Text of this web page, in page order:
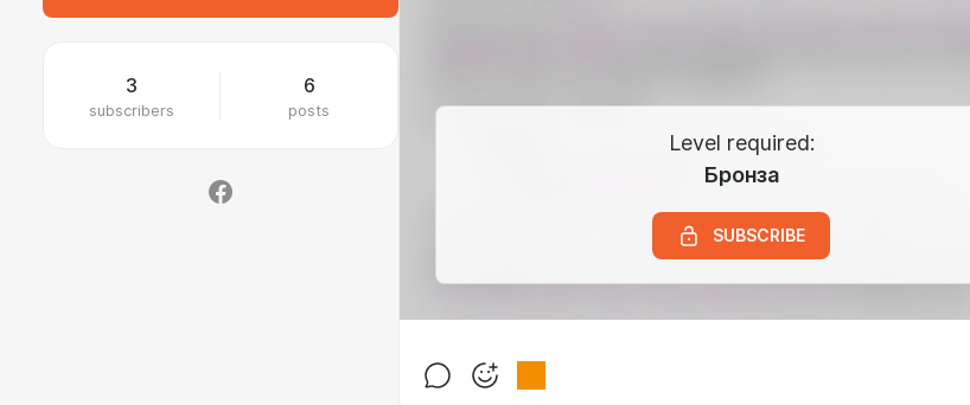
3
subscribers
6
posts
Level required:
Бронза
SUBSCRIBE